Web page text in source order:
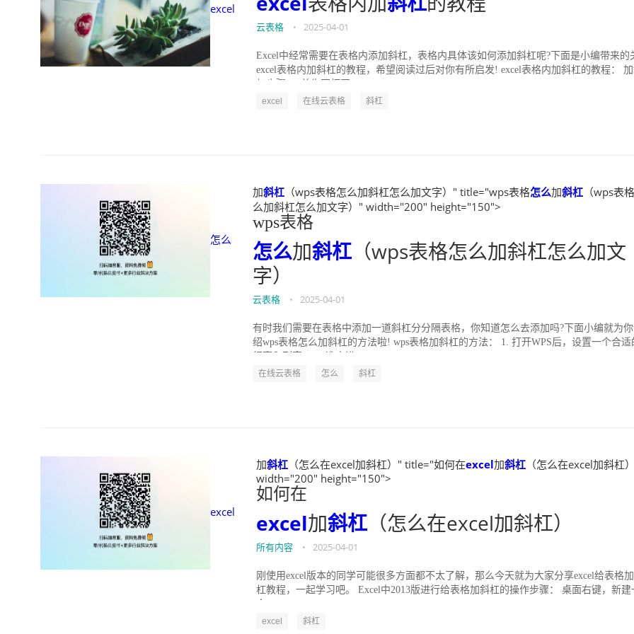
excel
云表格 • 2025-04-01
Excel中经常需要在表格内添加斜杠，表格内具体该如何添加斜杠呢?下面是小编带来的
excel表格内加斜杠的教程，希望阅读过后对你有所启发! excel表格内加斜杠的教程：
excel 在线云表格 斜杠
怎么
加斜杠 （wps表格怎么加斜杠怎么加文字）" title="wps表格怎么加斜杠 （wps表
么加斜杠怎么加文字）" width="200" height="150">
wps表格
怎么加斜杠 （wps表格怎么加斜杠怎么加文
字）
云表格 • 2025-04-01
有时我们需要在表格中添加一道斜杠分分隔表格，你知道怎么去添加吗?下面小编就为
绍wps表格怎么加斜杠的方法啦! wps表格加斜杠的方法： 1. 打开WPS后，设置一个合适
在线云表格 怎么 斜杠
excel
加斜杠 （怎么在excel加斜杠）" title="如何在excel加斜杠 （怎么在excel加斜杠
width="200" height="150">
如何在
excel加斜杠 （怎么在excel加斜杠）
所有内容 • 2025-04-01
刚使用excel版本的同学可能很多方面都不太了解，那么今天就为大家分享excel给表格
杠教程，一起学习吧。 Excel中2013版进行给表格加斜杠的操作步骤： 桌面右键，新建
excel 斜杠